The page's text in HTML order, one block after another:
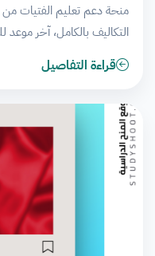
منحة دعم تعليم الفتيات
التكاليف بالكامل، آخر موعد للتقديم
قراءة التفاصيل